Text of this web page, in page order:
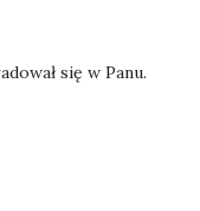
się w Panu.